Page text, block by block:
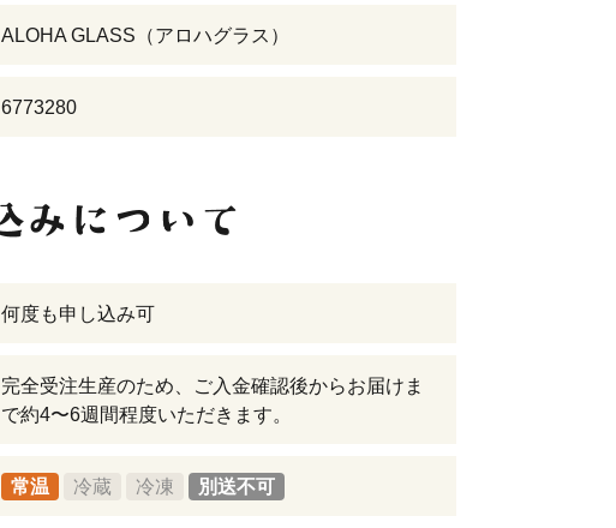
ALOHA GLASS（アロハグラス）
6773280
何度も申し込み可
完全受注生産のため、ご入金確認後からお届けま
で約4〜6週間程度いただきます。
常温 冷蔵 冷凍 別送不可